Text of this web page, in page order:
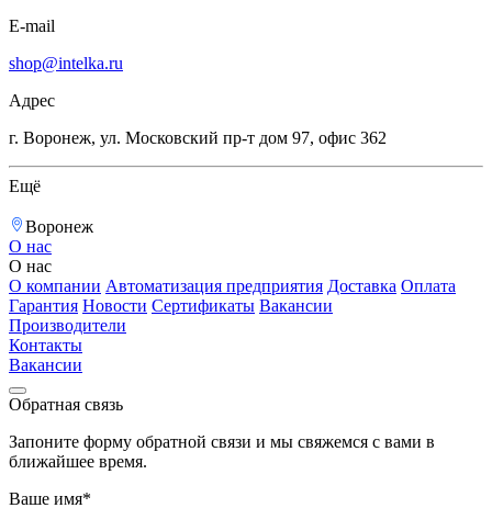
E-mail
shop@intelka.ru
Адрес
г. Воронеж, ул. Московский пр-т дом 97, офис 362
Ещё
Воронеж
О нас
О нас
О компании Автоматизация предприятия Доставка Оплата
Гарантия Новости Сертификаты Вакансии
Производители
Контакты
Вакансии
Обратная связь
Запоните форму обратной связи и мы свяжемся с вами в
ближайшее время.
Ваше имя*